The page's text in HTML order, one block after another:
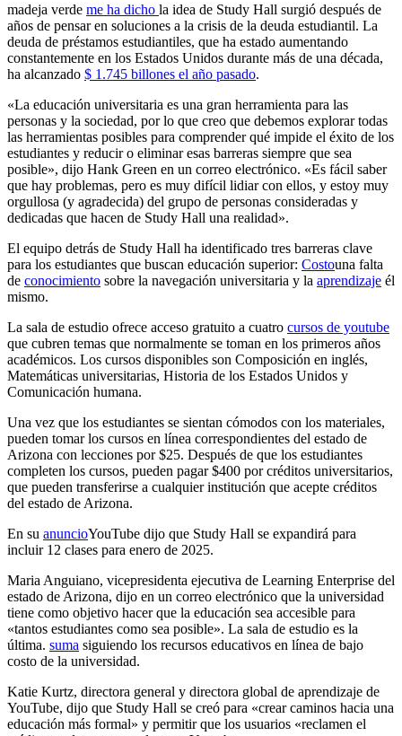
madeja verde me ha dicho la idea de Study Hall surgió después de
años de pensar en soluciones a la crisis de la deuda estudiantil. La
deuda de préstamos estudiantiles, que ha estado aumentando
constantemente en los Estados Unidos durante más de una década,
ha alcanzado $ 1.745 billones el año pasado.
«La educación universitaria es una gran herramienta para las
personas y la sociedad, por lo que creo que debemos explorar todas
las herramientas posibles para comprender qué impide el éxito de los
estudiantes y reducir o eliminar esas barreras siempre que sea
posible», dijo Hank Green en un correo electrónico. «Es fácil saber
que hay problemas, pero es muy difícil lidiar con ellos, y estoy muy
orgullosa (y agradecida) del grupo de personas consideradas y
dedicadas que hacen de Study Hall una realidad».
El equipo detrás de Study Hall ha identificado tres barreras clave
para los estudiantes que buscan educación superior: Costouna falta
de conocimiento sobre la navegación universitaria y la aprendizaje él
mismo.
La sala de estudio ofrece acceso gratuito a cuatro cursos de youtube
que cubren temas que normalmente se toman en los primeros años
académicos. Los cursos disponibles son Composición en inglés,
Matemáticas universitarias, Historia de los Estados Unidos y
Comunicación humana.
Una vez que los estudiantes se sientan cómodos con los materiales,
pueden tomar los cursos en línea correspondientes del estado de
Arizona con lecciones por $25. Después de que los estudiantes
completen los cursos, pueden pagar $400 por créditos universitarios,
que pueden transferirse a cualquier institución que acepte créditos
del estado de Arizona.
En su anuncioYouTube dijo que Study Hall se expandirá para
incluir 12 clases para enero de 2025.
Maria Anguiano, vicepresidenta ejecutiva de Learning Enterprise del
estado de Arizona, dijo en un correo electrónico que la universidad
tiene como objetivo hacer que la educación sea accesible para
«tantos estudiantes como sea posible». La sala de estudio es la
última. suma siguiendo los recursos educativos en línea de bajo
costo de la universidad.
Katie Kurtz, directora general y directora global de aprendizaje de
YouTube, dijo que Study Hall se creó para «crear caminos hacia una
educación más formal» y permitir que los usuarios «reclamen el